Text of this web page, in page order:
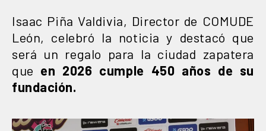
Isaac Piña Valdivia, Director de COMUDE
León, celebró la noticia y destacó que
será un regalo para la ciudad zapatera
que en 2026 cumple 450 años de su
fundación.